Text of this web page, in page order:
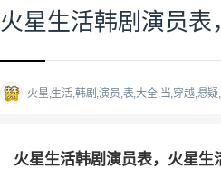
火星生活韩剧演员
火星,生活,韩剧,演员,表,大全,当,穿越,悬疑,
火星生活韩剧演员表，火星生